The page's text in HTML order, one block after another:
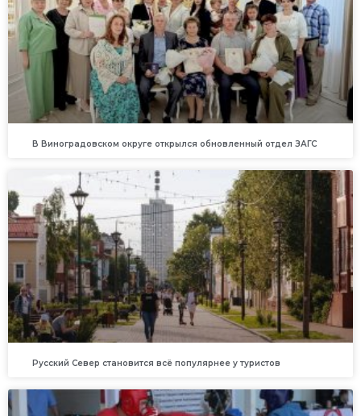
В Виноградовском округе открылся обновленный отдел ЗАГС
Русский Север становится всё популярнее у туристов